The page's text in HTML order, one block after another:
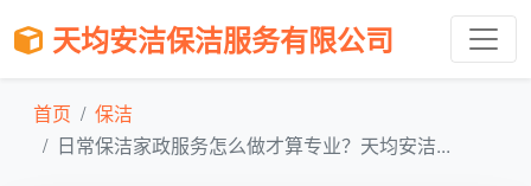
天均安洁保洁服务有限公司
首页
保洁
日常保洁家政服务怎么做才算专业？天均安洁...